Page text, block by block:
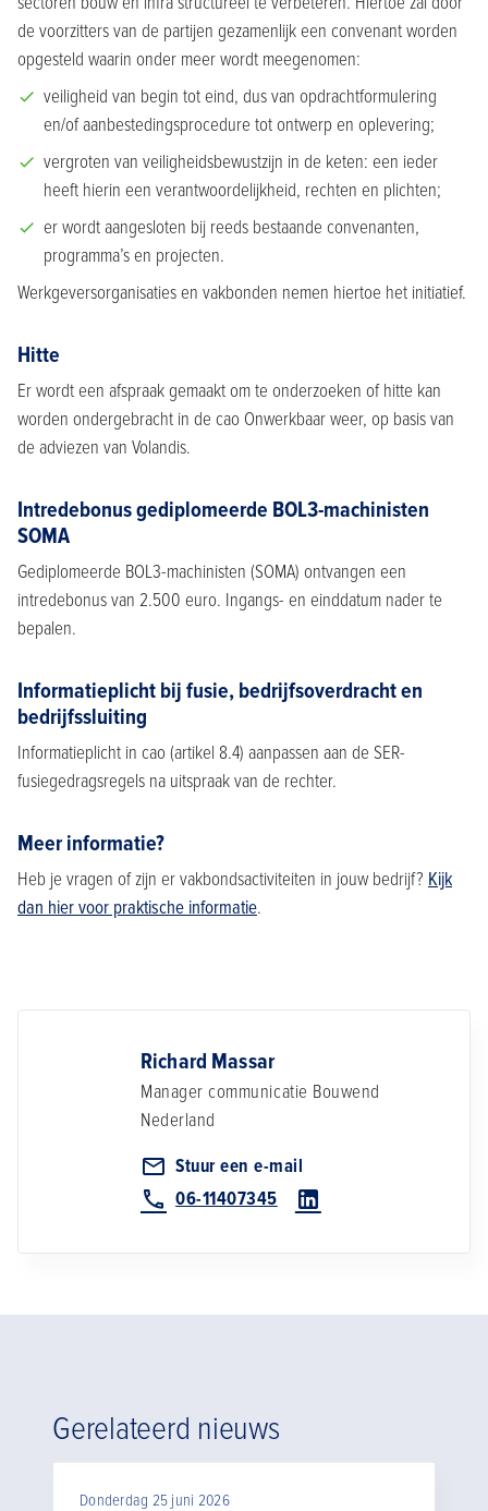
de voorzitters van de partijen gezamenlijk een convenant worden
opgesteld waarin onder meer wordt meegenomen:
veiligheid van begin tot eind, dus van opdrachtformulering
en/of aanbestedingsprocedure tot ontwerp en oplevering;
vergroten van veiligheidsbewustzijn in de keten: een ieder
heeft hierin een verantwoordelijkheid, rechten en plichten;
er wordt aangesloten bij reeds bestaande convenanten,
programma’s en projecten.
Werkgeversorganisaties en vakbonden nemen hiertoe het initiatief.
Hitte
Er wordt een afspraak gemaakt om te onderzoeken of hitte kan
worden ondergebracht in de cao Onwerkbaar weer, op basis van
de adviezen van Volandis.
Intredebonus gediplomeerde BOL3-machinisten
SOMA
Gediplomeerde BOL3-machinisten (SOMA) ontvangen een
intredebonus van 2.500 euro. Ingangs- en einddatum nader te
bepalen.
Informatieplicht bij fusie, bedrijfsoverdracht en
bedrijfssluiting
Informatieplicht in cao (artikel 8.4) aanpassen aan de SER-
fusiegedragsregels na uitspraak van de rechter.
Meer informatie?
Heb je vragen of zijn er vakbondsactiviteiten in jouw bedrijf? Kijk
dan hier voor praktische informatie.
Richard Massar
Manager communicatie Bouwend
Nederland
Stuur een e-mail
06-11407345
Gerelateerd nieuws
Donderdag 25 juni 2026